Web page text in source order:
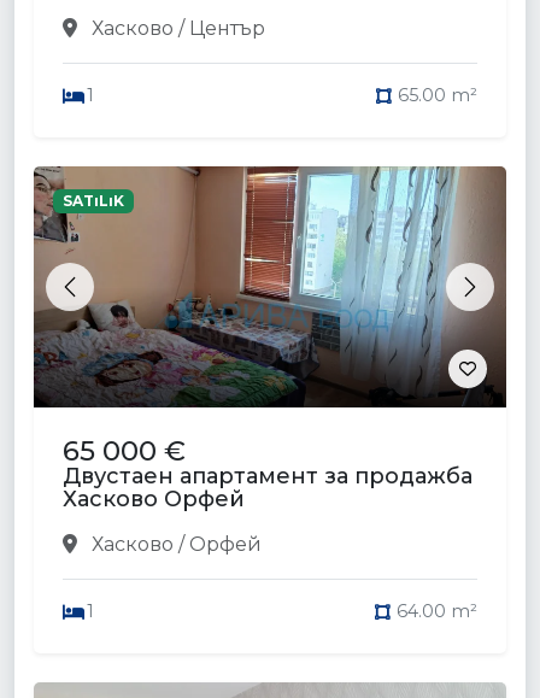
Хасково / Център
1 65.00 m²
Previous Next
SATıLıK
65 000 €
Двустаен апартамент за продажба
Хасково Орфей
Хасково / Орфей
1 64.00 m²